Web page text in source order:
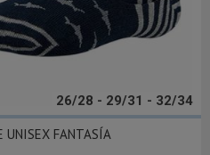
26/28 - 29/31 - 32/34
UNISEX FANTASÍA